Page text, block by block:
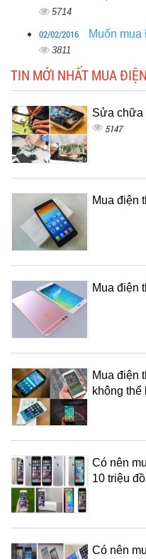
5714
02/02/2016 Muốn
3811
TIN MỚI NHẤT MUA
Sửa chữa
5147
Mua điện
Mua điện
Mua điện
không thể
Có nên
10 triệu
Có nên